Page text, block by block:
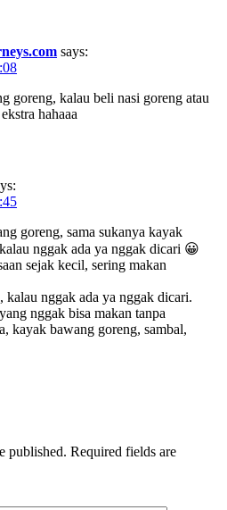
says:
goreng, kalau beli nasi goreng atau
hahaaa
goreng, sama sukanya kayak
nggak ada ya nggak dicari 😀
sejak kecil, sering makan
kalau nggak ada ya nggak dicari.
nggak bisa makan tanpa
kayak bawang goreng, sambal,
published. Required fields are